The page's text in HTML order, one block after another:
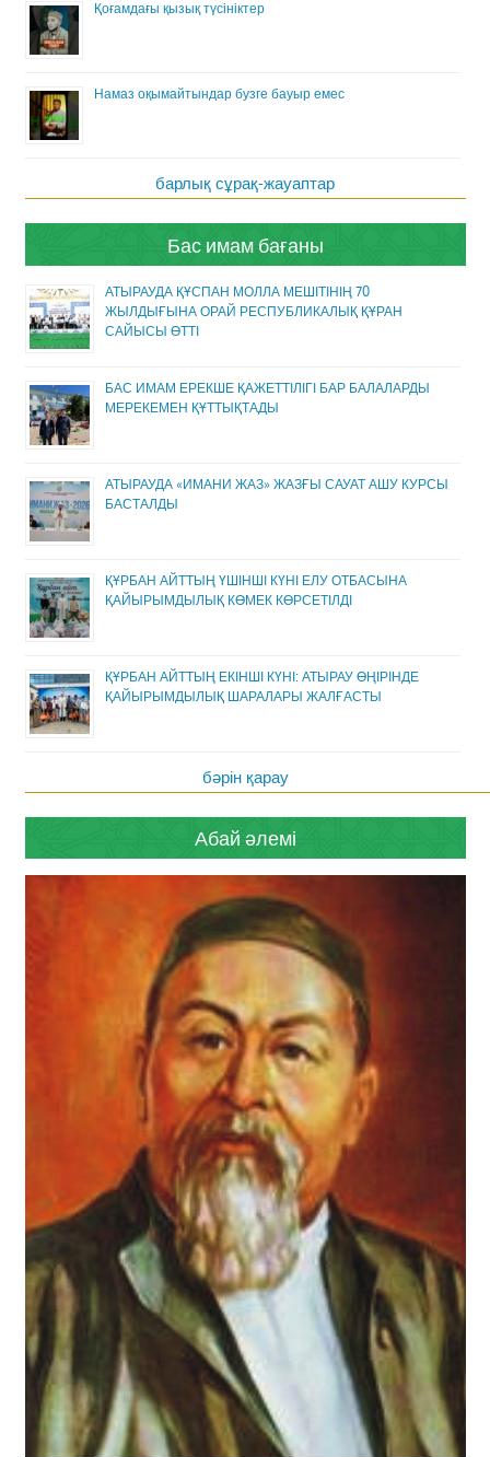
Қоғамдағы қызық түсініктер
Намаз оқымайтындар бузге бауыр емес
барлық сұрақ-жауаптар
Бас имам бағаны
АТЫРАУДА ҚҰСПАН МОЛЛА МЕШІТІНІҢ 70
ЖЫЛДЫҒЫНА ОРАЙ РЕСПУБЛИКАЛЫҚ ҚҰРАН
САЙЫСЫ ӨТТІ
БАС ИМАМ ЕРЕКШЕ ҚАЖЕТТІЛІГІ БАР БАЛАЛАРДЫ
МЕРЕКЕМЕН ҚҰТТЫҚТАДЫ
АТЫРАУДА «ИМАНИ ЖАЗ» ЖАЗҒЫ САУАТ АШУ КУРСЫ
БАСТАЛДЫ
ҚҰРБАН АЙТТЫҢ ҮШІНШІ КҮНІ ЕЛУ ОТБАСЫНА
ҚАЙЫРЫМДЫЛЫҚ КӨМЕК КӨРСЕТІЛДІ
ҚҰРБАН АЙТТЫҢ ЕКІНШІ КҮНІ: АТЫРАУ ӨҢІРІНДЕ
ҚАЙЫРЫМДЫЛЫҚ ШАРАЛАРЫ ЖАЛҒАСТЫ
бәрін қарау
Абай әлемі